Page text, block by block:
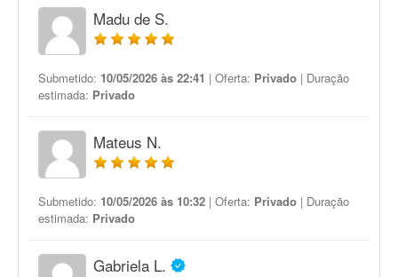
Madu de S.
Submetido: 10/05/2026 às 22:41 | Oferta: Privado | Duração
estimada: Privado
Mateus N.
Submetido: 10/05/2026 às 10:32 | Oferta: Privado | Duração
estimada: Privado
Gabriela L.